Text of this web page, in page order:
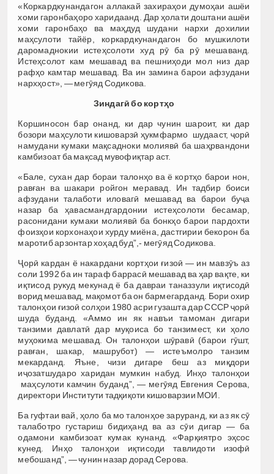
«Коркардкунандагон аллакай захираҳои думоҳаи ашёи
хоми гаронбаҳоро харидаанд. Дар ҳолати доштани ашёи
хоми гаронбаҳо ва маҳдуд шудани нархи дохилии
маҳсулоти тайёр, коркардкунандагон бо мушкилоти
даромаднокии истеҳсолоти худ рӯ ба рӯ мешаванд.
Истеҳсолот кам мешавад ва пешниҳоди мол низ дар
рафҳо камтар мешавад. Ва ин замина барои афзудани
нархҳост», — мегӯяд Содикова.
Зиндагӣ бо кортҳо
Коршиносон бар онанд, ки дар чунин шароит, ки дар
бозори маҳсулоти кишоварзӣ ҳукмфармо шудааст, ҷорӣ
намудани кумаки мақсадноки молиявӣ ба шаҳрвандони
камбизоат ба мақсад мувофиқтар аст.
«Бале, сухан дар бораи талонҳо ва ё кортҳо барои нон,
равған ва шакари ройгон меравад. Ин тадбир боиси
афзудани талаботи иловагӣ мешавад ва барои буҷа
назар ба ҳавасмандгардонии истеҳсолоти бесамар,
расонидани кумаки молиявӣ ба бонкҳо барои пардохти
фоизҳои корхонаҳои хурду миёна, дастгирии бекорон ба
маротиб арзонтар хоҳад буд”,- мегӯяд Содикова.
Ҷорӣ кардан ё накардани кортҳои ғизоӣ — ин мавзӯъ аз
соли 1992 ба ин тараф баррасӣ мешавад ва ҳар вақте, ки
иқтисод рукуд мекунад ё ба давраи таназзули иқтисодӣ
ворид мешавад, мақомот ба он бармегарданд. Бори охир
талонҳои ғизоӣ солҳои 1980 асри гузашта дар СССР ҷорӣ
шуда буданд. «Аммо ин як навъи тамоман дигари
танзими давлатӣ дар муқоиса бо танзимест, ки ҳоло
муҳокима мешавад. Он талонҳои шӯравӣ (барои гӯшт,
равған, шакар, машрубот) — истеъмолро танзим
мекарданд. Яъне, чизи дигаре беш аз миқдори
иҷозатшударо харидан мумкин набуд. Инҳо талонҳои
маҳсулоти камчин буданд”, — мегӯяд Евгения Серова,
директори Институти тадқиқоти кишоварзии МОИ.
Ба гуфтаи вай, ҳоло ба мо талонҳое заруранд, ки аз як сӯ
талаботро густариш бидиҳанд ва аз сӯи дигар — ба
одамони камбизоат кумак кунанд. «Фарқиятро эҳсос
кунед. Инҳо талонҳои иқтисоди тавлидоти изофӣ
мебошанд”, — чунин назар дорад Серова.